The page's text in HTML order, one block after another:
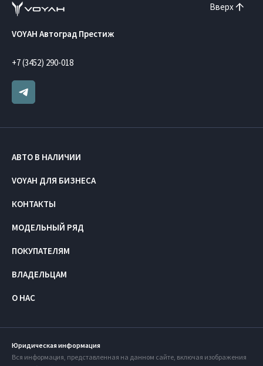
Вверх
VOYAH Автоград Престиж
+7 (3452) 290-018
АВТО В НАЛИЧИИ
VOYAH ДЛЯ БИЗНЕСА
КОНТАКТЫ
МОДЕЛЬНЫЙ РЯД
ПОКУПАТЕЛЯМ
ВЛАДЕЛЬЦАМ
О НАС
Юридическая информация
Вся информация, представленная на данном сайте, включая изображения